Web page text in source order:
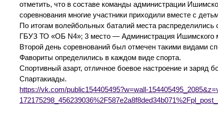
отметить, что в составе команды администрации
соревнования многие участники приходили вместе с
По итогам волейбольных баталий места
ГБУЗ ТО «ОБ N4»; 3 место — Администрация Ишимского
Второй день соревнований был отмечен такими видами
Фавориты определились в каждом виде спорта.
Спортивный азарт, отличное боевое настроение и заряд
Спартакиады.
https://vk.com/public154405495?w=wall-